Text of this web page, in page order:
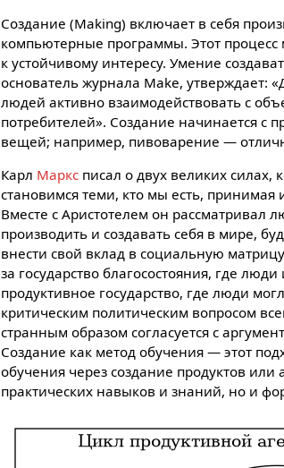
Создание (Making) включает в себя
компьютерные программы. Этот процесс
к устойчивому интересу. Умение
основатель журнала Make, утверждает:
людей активно взаимодействовать с
потребителей». Создание начинается с
вещей; например, пивоварение —
Карл Маркс писал о двух великих
становимся теми, кто мы есть,
Вместе с Аристотелем он рассматривал
производить и создавать себя в мире,
внести свой вклад в социальную
за государство благосостояния, где
продуктивное государство, где люди
критическим политическим вопросом
странным образом согласуется с
Создание как метод обучения — этот
обучения через создание продуктов или
практических навыков и знаний, но и